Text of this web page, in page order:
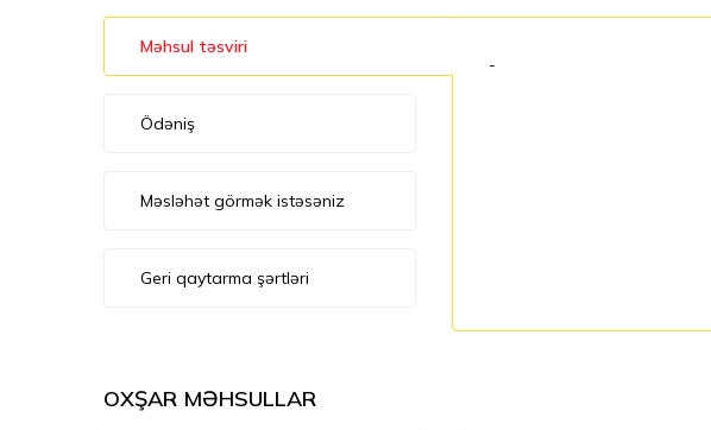
Məhsul təsviri
Ödəniş
Məsləhət görmək istəsəniz
Geri qaytarma şərtləri
-
OXŞAR MƏHSULLAR